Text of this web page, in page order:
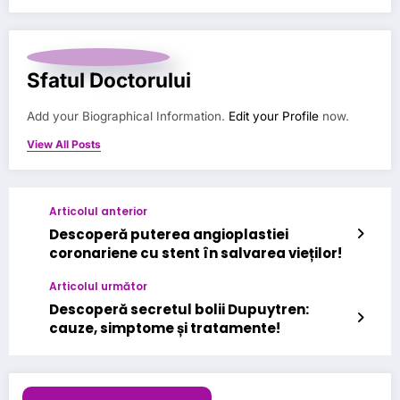
Sfatul Doctorului
Add your Biographical Information. Edit your Profile now.
View All Posts
Articolul anterior
Descoperă puterea angioplastiei
coronariene cu stent în salvarea vieților!
Articolul următor
Descoperă secretul bolii Dupuytren:
cauze, simptome și tratamente!